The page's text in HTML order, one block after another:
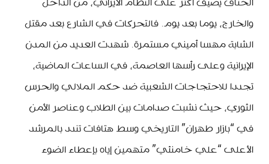
الخناق يضيق اكثر على النظام الايراني، من الداخل
والخارج، يوما بعد يوم. فالتحركات في الشارع بعد مقتل
الشابة مهسا أميني مستمرة. شهدت العديد من المدن
الإيرانية وعلى رأسها العاصمة، في الساعات الماضية،
تجددا للاحتجاجات الشعبية ضد حكم الملالي والحرس
الثوري، حيث نشبت صدامات بين الطلاب وعناصر الأمن
في “بازار طهران” التاريخي وسط هتافات تندد بالمرشد
الأعلى “علي خامنئي” متهمين إياه بإعطاء الضوء